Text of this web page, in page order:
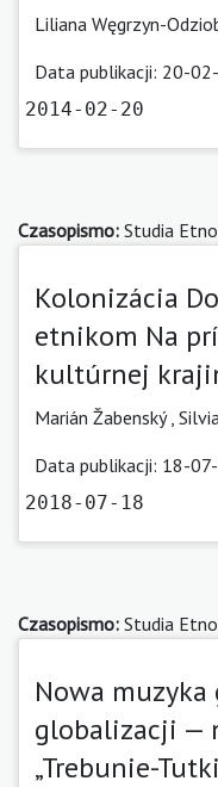
Liliana Węgrzyn-
Data publikacji: 20-
2014-02-20
Czasopismo: Studia
Kolonizácia
etnikom Na
kultúrnej
Marián Žabenský
Data publikacji: 18-
2018-07-18
Czasopismo: Studia
Nowa
globalizacji —
„Trebunie-